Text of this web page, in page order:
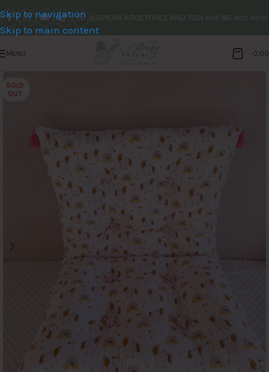
Skip to navigation
Skip to main content
MENU
SOLD
OUT